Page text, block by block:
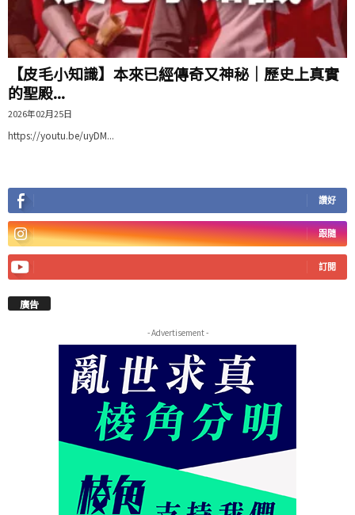
【皮毛小知識】本來已經傳奇又神秘｜歷史上真實
的聖殿...
2026年02月25日
https://youtu.be/uyDM...
讚好
跟隨
訂閱
廣告
- Advertisement -